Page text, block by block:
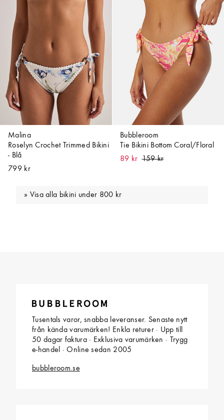
Malina
Roselyn Crochet Trimmed Bikini
- Blå
799 kr
Bubbleroom
Tie Bikini Bottom Coral/Floral
89 kr
Visa alla bikini under 800 kr
Tusentals varor, snabba leveranser. Senaste nytt
från kända varumärken! Enkla returer · Upp till
50 dagar faktura · Exklusiva varumärken · Trygg
e-handel · Online sedan 2005
bubbleroom.se